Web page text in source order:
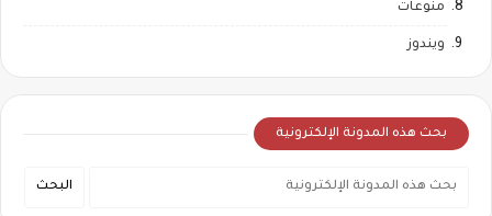
منوعات
ويندوز
بحث هذه المدونة الإلكترونية